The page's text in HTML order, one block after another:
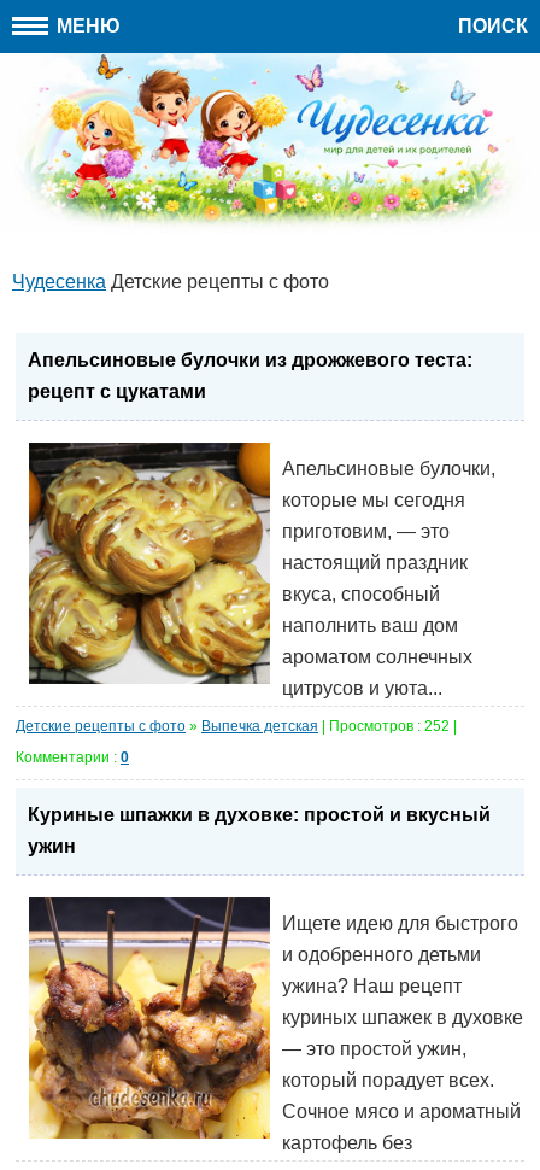
МЕНЮ ПОИСК
Чудесенка Детские рецепты с фото
Апельсиновые булочки из дрожжевого теста:
рецепт с цукатами
Апельсиновые булочки,
которые мы сегодня
приготовим, — это
настоящий праздник
вкуса, способный
наполнить ваш дом
ароматом солнечных
цитрусов и уюта...
Детские рецепты с фото » Выпечка детская | Просмотров : 252 |
Комментарии : 0
Куриные шпажки в духовке: простой и вкусный
ужин
Ищете идею для быстрого
и одобренного детьми
ужина? Наш рецепт
куриных шпажек в духовке
— это простой ужин,
который порадует всех.
Сочное мясо и ароматный
картофель без